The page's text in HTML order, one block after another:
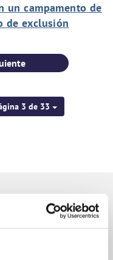
un campamento de
de exclusión
3 de 33